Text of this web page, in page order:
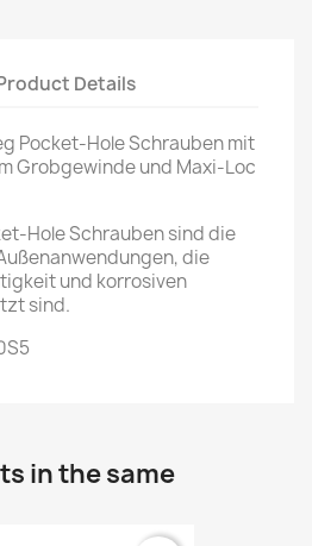
Details
Pocket-Hole Schrauben mit
Grobgewinde und Maxi-Loc
Hole Schrauben sind die
die
und korrosiven
sind.
in the same